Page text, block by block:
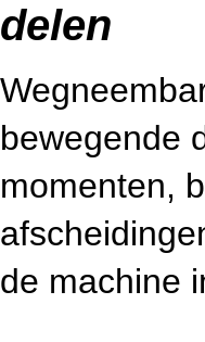
delen
bewegende
momenten,
de machine